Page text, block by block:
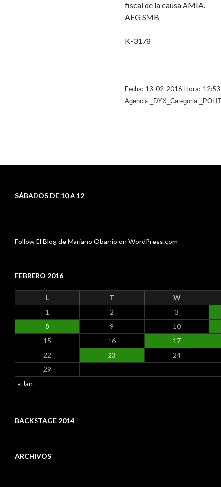
fiscal de la causa AMIA.
AFG SMB
K-3178
Fecha:_13-02-
SÁBADOS DE 10 A 12
Follow El Blog de Mariano Obarrio on WordPress.com
FEBRERO 2016
L T W
« Jan
1 2
3
8
9
10
15
16
17
22
23
24
29
BACKSTAGE 2014
ARCHIVOS